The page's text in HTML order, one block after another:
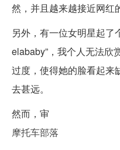
然，并且越来越接近网红
另外，有一位女明星起了
elababy”，我个人无法欣
过度，使得她的脸看起来
去甚远。
然而，审
摩托车部落